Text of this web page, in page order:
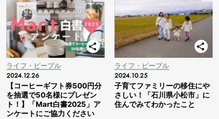
ライフ・ピープル
2024.12.26
【コーヒーギフト券500円分
を抽選で50名様にプレゼン
ト！】「Mart白書2025」ア
ンケートにご協力ください
ライフ・ピープル
2024.10.25
子育てファミリーの移住にや
さしい！「石川県小松市」に
住んでみてわかったこと